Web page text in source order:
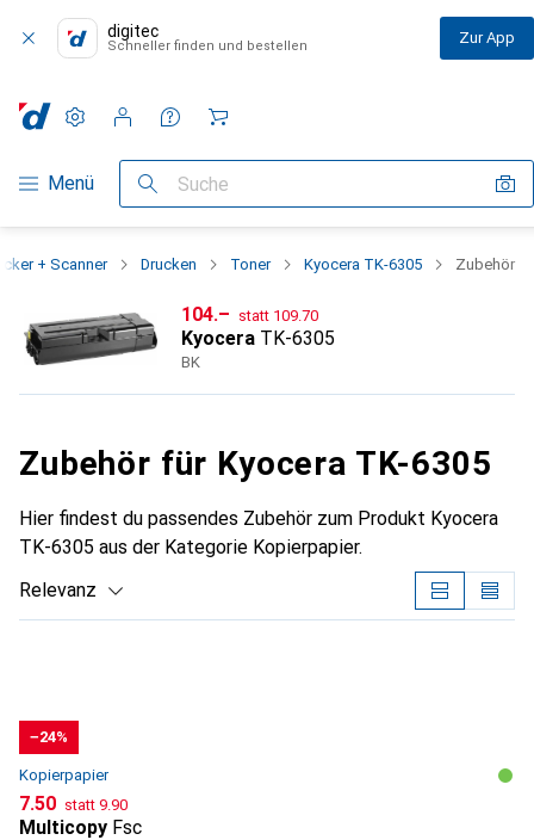
digitec
Schneller finden und bestellen Zur App
Navigation nach Kategorien
Menü Suche
Einstellungen
Kundenkonto
Vergleichslisten
Merklisten
Warenkorb
+ Scanner Drucken Toner Kyocera TK-6305 Zubehör
CHF
104.– statt CHF
109.70
Kyocera TK-6305
BK
Zubehör für Kyocera TK-6305
Hier findest du passendes Zubehör zum Produkt Kyocera
TK-6305 aus der Kategorie Kopierpapier.
Relevanz
−24%
Kopierpapier
CHF
7.50 statt CHF
9.90
Multicopy Fsc